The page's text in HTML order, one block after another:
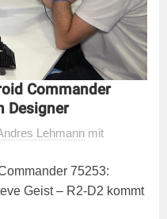
Commander
Designer
Lehmann mit
75253:
Geist – R2-D2 kommt